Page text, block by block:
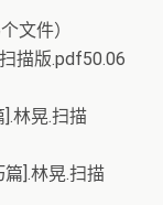
文件）
描版.pdf50.06
林晃.扫描
].林晃.扫描